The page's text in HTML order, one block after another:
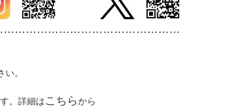
………
。
。詳細は こちらから